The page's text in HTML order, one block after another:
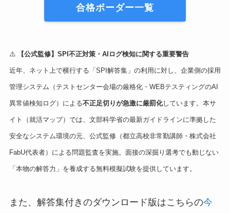
合格ボーダー一覧
⚠️ 【公式監修】SPI不正対策・AIログ検知に関する重要警告
近年、ネット上で横行する「SPI解答集」の利用に対し、企業側の採用
管理システム（テストセンター会場の厳格化・WEBテスティングのAI
異常値検知ログ）による不正足切りが急激に厳罰化しています。本サ
イト（就活マップ）では、文部科学省の最新ガイドラインに準拠した
安全なシステム環境の元、公式監修（都立高校非常勤講師・株式会社
FabU代表者）による問題監査を実施。面接の深掘り選考でも動じない
「本物の解答力」を養成する無料模擬試験を提供しています。
また、解答集付きのダウンロード版はこちらの今